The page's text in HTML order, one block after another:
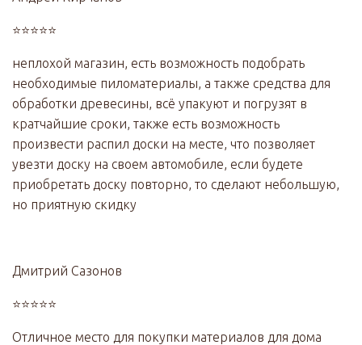
⭐⭐⭐⭐⭐
неплохой магазин, есть возможность подобрать
необходимые пиломатериалы, а также средства для
обработки древесины, всё упакуют и погрузят в
кратчайшие сроки, также есть возможность
произвести распил доски на месте, что позволяет
увезти доску на своем автомобиле, если будете
приобретать доску повторно, то сделают небольшую,
но приятную скидку
Дмитрий Сазонов
⭐⭐⭐⭐⭐
Отличное место для покупки материалов для дома